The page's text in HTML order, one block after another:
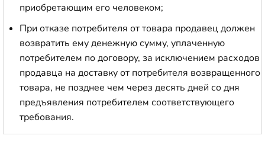
приобретающим его человеком;
При отказе потребителя от товара продавец должен
возвратить ему денежную сумму, уплаченную
потребителем по договору, за исключением расходов
продавца на доставку от потребителя возвращенного
товара, не позднее чем через десять дней со дня
предъявления потребителем соответствующего
требования.